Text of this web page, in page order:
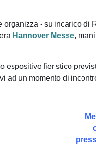
organizza - su incarico di
Hannover Messe,
espositivo fieristico
ad un momento di